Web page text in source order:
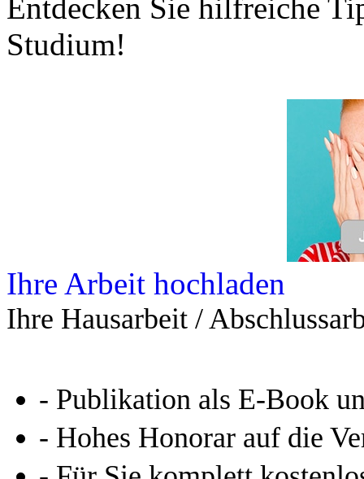
Leseprobe aus 35 Seiten
Online-Magazin von
neugierig - aktuell -
Entdecken Sie hilfreiche